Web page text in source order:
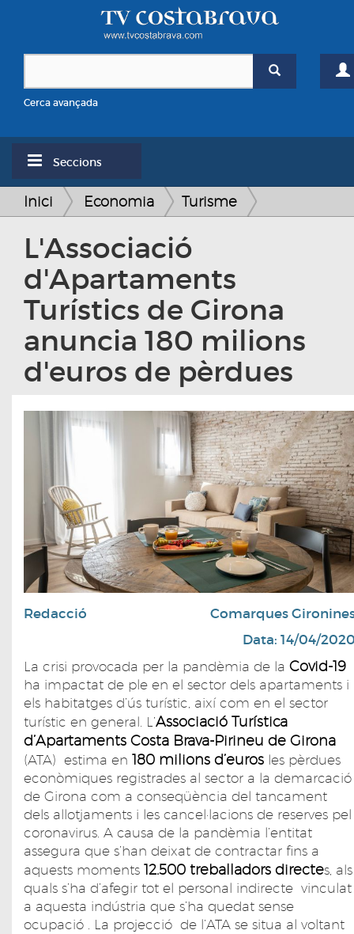
Cerca avançada
Seccions
Inici Economia Turisme
L'Associació
d'Apartaments
Turístics de Girona
anuncia 180 milions
d'euros de pèrdues
Redacció
Comarques
Data: 14/04/
La crisi provocada per la pandèmia de la Covid-19
ha impactat de ple en el sector dels apartaments i
els habitatges d’ús turístic, així com en el sector
turístic en general. L’Associació Turística
d’Apartaments Costa Brava-Pirineu de Girona
(ATA) estima en 180 milions d’euros les pèrdues
econòmiques registrades al sector a la demarcació
de Girona com a conseqüència del tancament
dels allotjaments i les cancel·lacions de reserves pel
coronavirus. A causa de la pandèmia l’entitat
assegura que s’han deixat de contractar fins a
aquests moments 12.500 treballadors directes, als
quals s’ha d’afegir tot el personal indirecte vinculat
a aquesta indústria que s’ha quedat sense
ocupació . La projecció de l’ATA se situa al voltant